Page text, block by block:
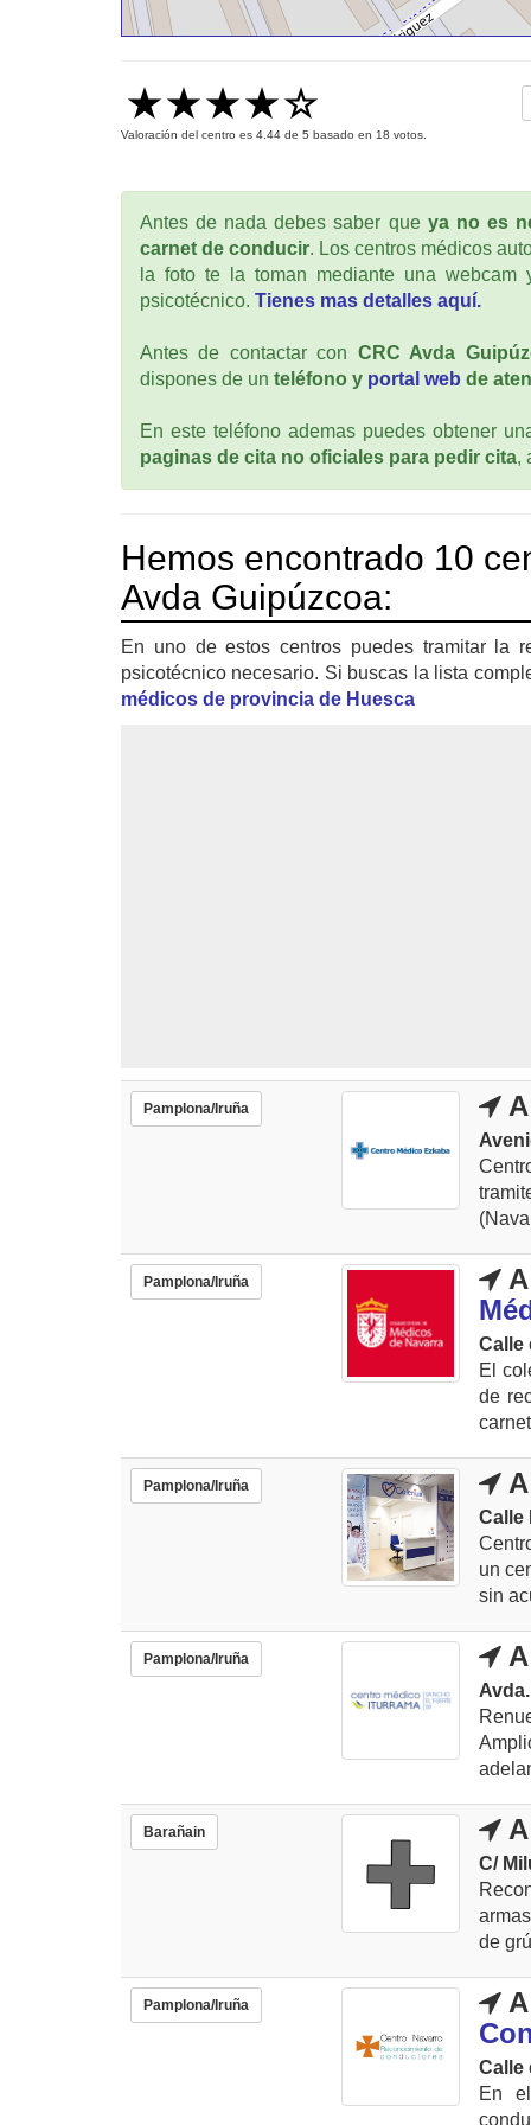
Valoración del centro es 4.44 de 5 basado en 18 votos.
Antes de nada debes saber que ya no es
carnet de conducir. Los centros médicos
la foto te la toman mediante una
psicotécnico. Tienes mas detalles aquí.
Antes de contactar con CRC Avda
dispones de un teléfono y portal web de
En este teléfono ademas puedes obtener
paginas de cita no oficiales para pedir cita,
Hemos encontrado 10
Avda Guipúzcoa:
En uno de estos centros puedes tramitar la
psicotécnico necesario. Si buscas la lista
médicos de provincia de Huesca
Pamplona/Iruña
Pamplona/Iruña
Calle
El
de
Pamplona/Iruña
Calle
un
sin
Pamplona/Iruña
Barañain
C/
de
Pamplona/Iruña
Calle
En